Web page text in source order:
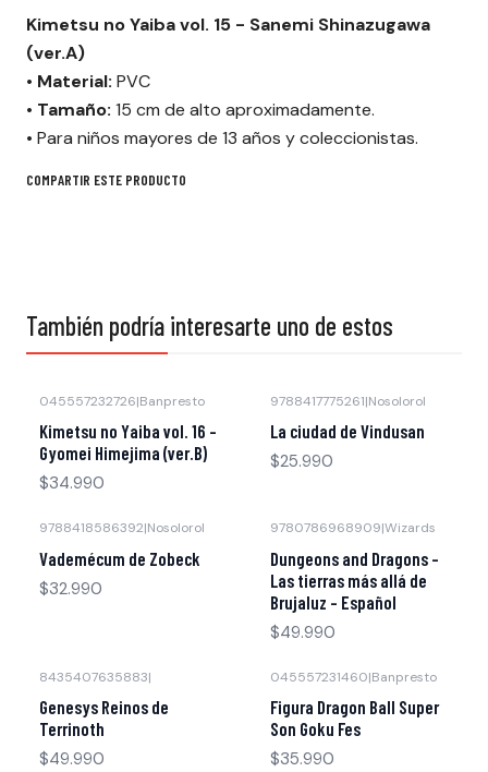
Kimetsu no Yaiba vol. 15 - Sanemi Shinazugawa
(ver.A)
• Material: PVC
• Tamaño: 15 cm de alto aproximadamente.
• Para niños mayores de 13 años y coleccionistas.
COMPARTIR ESTE PRODUCTO
También podría interesarte uno de estos
045557232726|Banpresto
Kimetsu no Yaiba vol. 16 -
Gyomei Himejima (ver.B)
$34.990
9788417775261|Nosolorol
La ciudad de Vindusan
$25.990
9788418586392|Nosolorol
Vademécum de Zobeck
$32.990
9780786968909|Wizards
Dungeons and Dragons -
Las tierras más allá de
Brujaluz - Español
$49.990
8435407635883|
Genesys Reinos de
Terrinoth
$49.990
045557231460|Banpresto
Figura Dragon Ball Super
Son Goku Fes
$35.990